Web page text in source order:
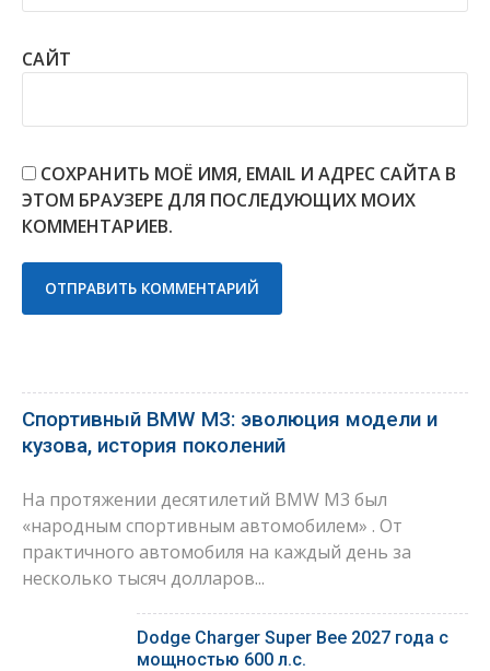
САЙТ
СОХРАНИТЬ МОЁ ИМЯ, EMAIL И АДРЕС САЙТА В
ЭТОМ БРАУЗЕРЕ ДЛЯ ПОСЛЕДУЮЩИХ МОИХ
КОММЕНТАРИЕВ.
Спортивный BMW M3: эволюция модели и
кузова, история поколений
На протяжении десятилетий BMW M3 был
«народным спортивным автомобилем» . От
практичного автомобиля на каждый день за
несколько тысяч долларов...
Dodge Charger Super Bee 2027 года с
мощностью 600 л.с.